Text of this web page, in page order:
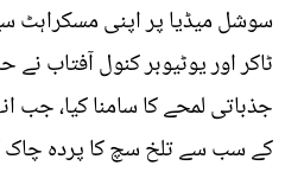
سوشل میڈیا پر اپنی مسکراہٹ
ٹاکر اور یوٹیوبر کنول آفتاب
جذباتی لمحے کا سامنا کیا، جب
کے سب سے تلخ سچ کا پردہ چاک